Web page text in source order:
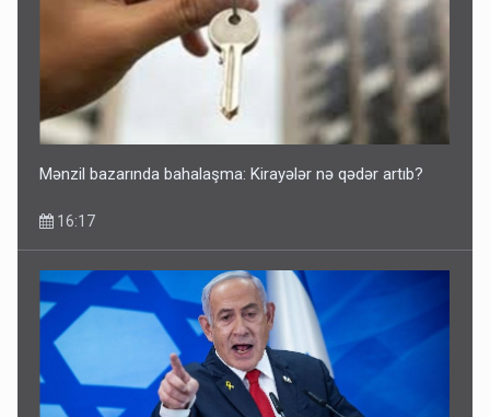
Mənzil bazarında bahalaşma: Kirayələr nə qədər artıb?
16:17